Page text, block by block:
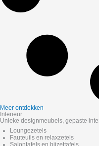
Meer ontdekken
Interieur
Unieke designmeubels, gepaste
Loungezetels
Fauteuils en relaxzetels